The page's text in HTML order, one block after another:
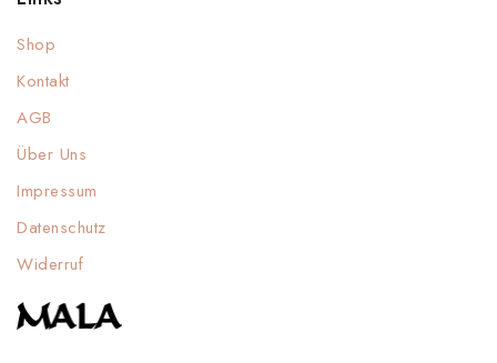
Shop
Kontakt
AGB
Über Uns
Impressum
Datenschutz
Widerruf